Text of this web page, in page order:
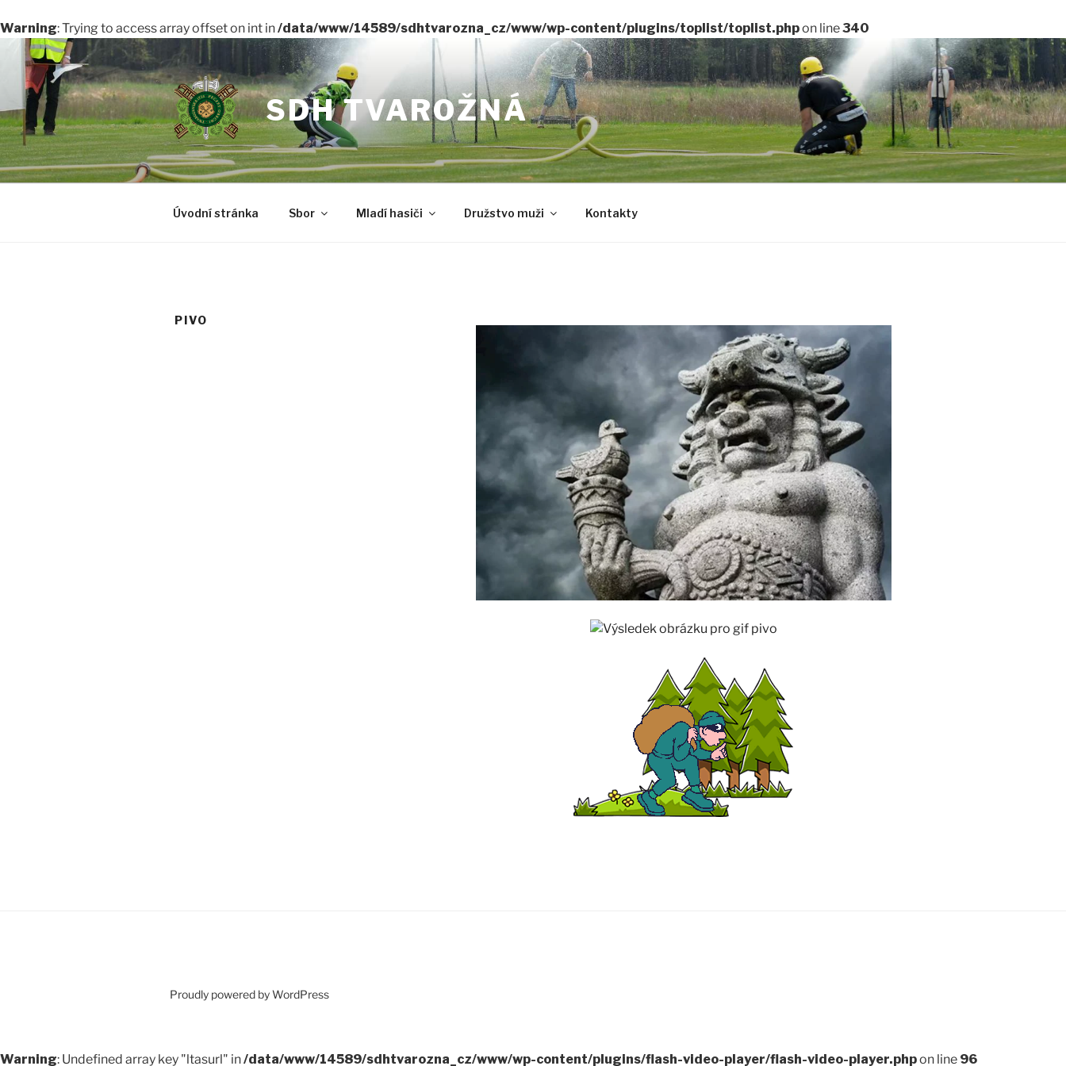
Warning: Trying to access array offset on int in/data/www/14589/sdhtvarozna_cz/www/wp-content/plugins/toplist/toplist.phpon line340
Přejít
obsahu
webu
SDH TVAROŽNÁ
Úvodní stránka Sbor Mladí hasiči Družstvo muži Kontakty
PIVO
Proudly powered by WordPress
Warning: Undefined array key "ltasurl" in/data/www/14589/sdhtvarozna_cz/www/wp-content/plugins/flash-video-player/flash-video-player.phpon line 96